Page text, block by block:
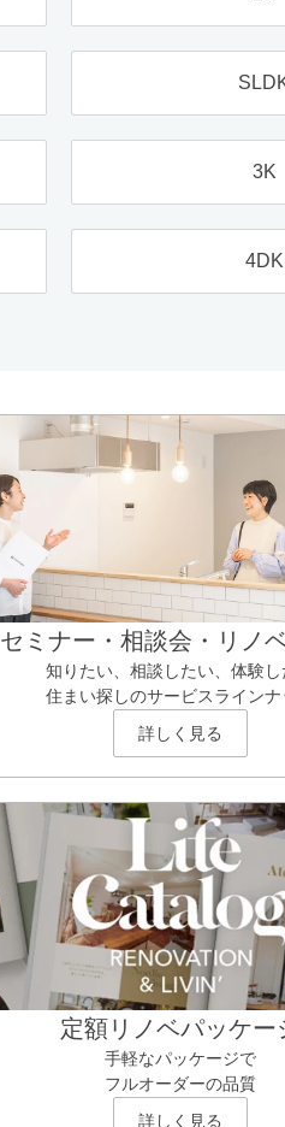
3K
4DK
セミナー・相談会・リノ
知りたい、相談したい、体験し
住まい探しのサービスラインナ
詳しく見る
定額リノベパッケー
手軽なパッケージで
フルオーダーの品質
詳しく見る